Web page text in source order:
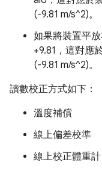
(-9.81 m/s^2)。
如果將裝置平
+9.81，這對應
(-9.81 m/s^2)。
讀數校正方式如下：
溫度補償
線上偏差校準
線上校正體重計